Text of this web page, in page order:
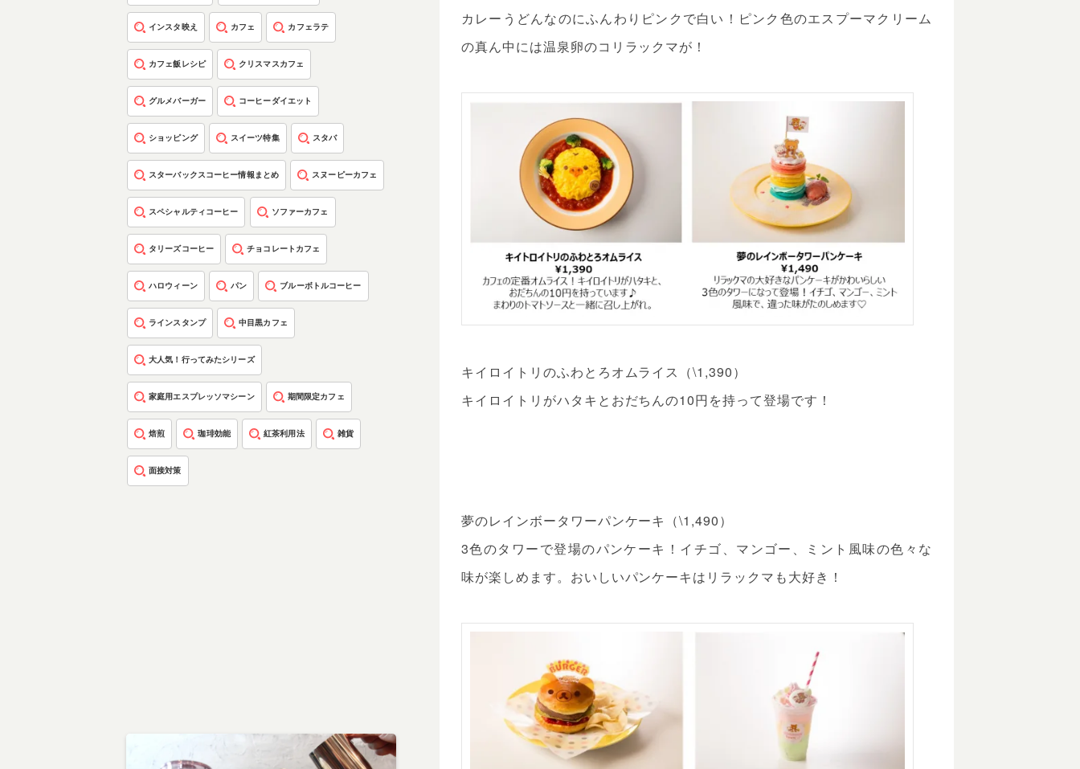
カレーうどんなのにふんわりピンクで白い！ピンク色のエスプーマクリーム
の真ん中には温泉卵のコリラックマが！
キイロイトリのふわとろオムライス（\1,390）
キイロイトリがハタキとおだちんの10円を持って登場です！
夢のレインボータワーパンケーキ（\1,490）
3色のタワーで登場のパンケーキ！イチゴ、マンゴー、ミント風味の色々な
味が楽しめます。おいしいパンケーキはリラックマも大好き！
インスタ映え カフェ カフェラテ
カフェ飯レシピ クリスマスカフェ
グルメバーガー コーヒーダイエット
ショッピング スイーツ特集 スタバ
スターバックスコーヒー情報まとめ スヌーピーカフェ
スペシャルティコーヒー ソファーカフェ
タリーズコーヒー チョコレートカフェ
ハロウィーン パン ブルーボトルコーヒー
ラインスタンプ 中目黒カフェ
大人気！行ってみたシリーズ
家庭用エスプレッソマシーン 期間限定カフェ
焙煎 珈琲効能 紅茶利用法 雑貨
面接対策